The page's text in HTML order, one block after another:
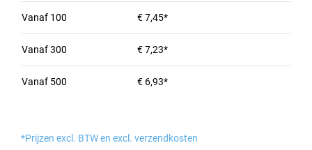
Vanaf 100 € 7,45*
Vanaf300 € 7,23*
Vanaf 500 € 6,93*
*Prijzen excl. BTW en excl. verzendkosten